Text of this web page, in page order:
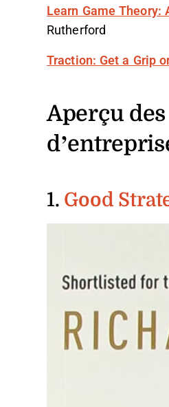
Learn Game
Rutherford
Traction: Get a Grip
Aperçu
1.Good